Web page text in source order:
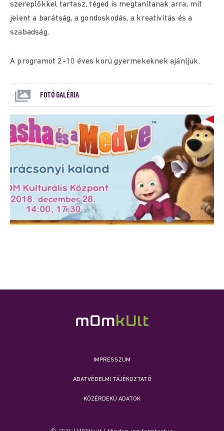
szereplőkkel tartasz, téged is megtanítanak arra, mit
jelent a barátság, a gondoskodás, a kreativitás és a
szabadság.
A programot 2-10 éves korú gyermekeknek ajánljuk.
FOTÓ GALÉRIA
IMPRESSZUM
ADATVÉDELMI TÁJÉKOZTATÓ
KÖZÉRDEKŰ ADATOK